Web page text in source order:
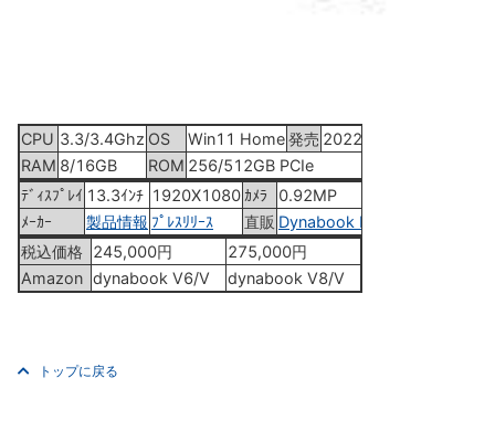
CPU 3.3/3.4Ghz OS Win11 Home発売 2022年11月18日
RAM 8/16GB ROM 256/512GB PCIe
ﾃﾞｨｽﾌﾟﾚｲ 13.3ｲﾝﾁ 1920X1080 ｶﾒﾗ
0.92MP
ﾒｰｶｰ
製品情報 ﾌﾟﾚｽﾘﾘｰｽ 直販 Dynabook Direct
税込価格
245,000円
275,000円
Amazon dynabook V6/V dynabook V8/V
トップに戻る